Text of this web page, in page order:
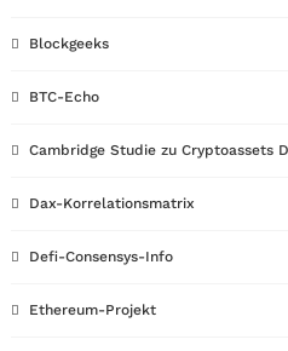
Blockgeeks
BTC-Echo
Cambridge Studie zu Cryptoassets
Dax-Korrelationsmatrix
Defi-Consensys-Info
Ethereum-Projekt